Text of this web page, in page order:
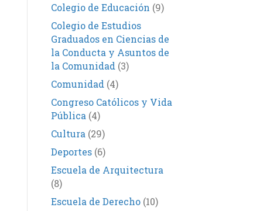
Colegio de Educación (9)
Colegio de Estudios
Graduados en Ciencias de
la Conducta y Asuntos de
la Comunidad (3)
Comunidad (4)
Congreso Católicos y Vida
Pública (4)
Cultura (29)
Deportes(6)
Escuela de Arquitectura
(8)
Escuela de Derecho(10)